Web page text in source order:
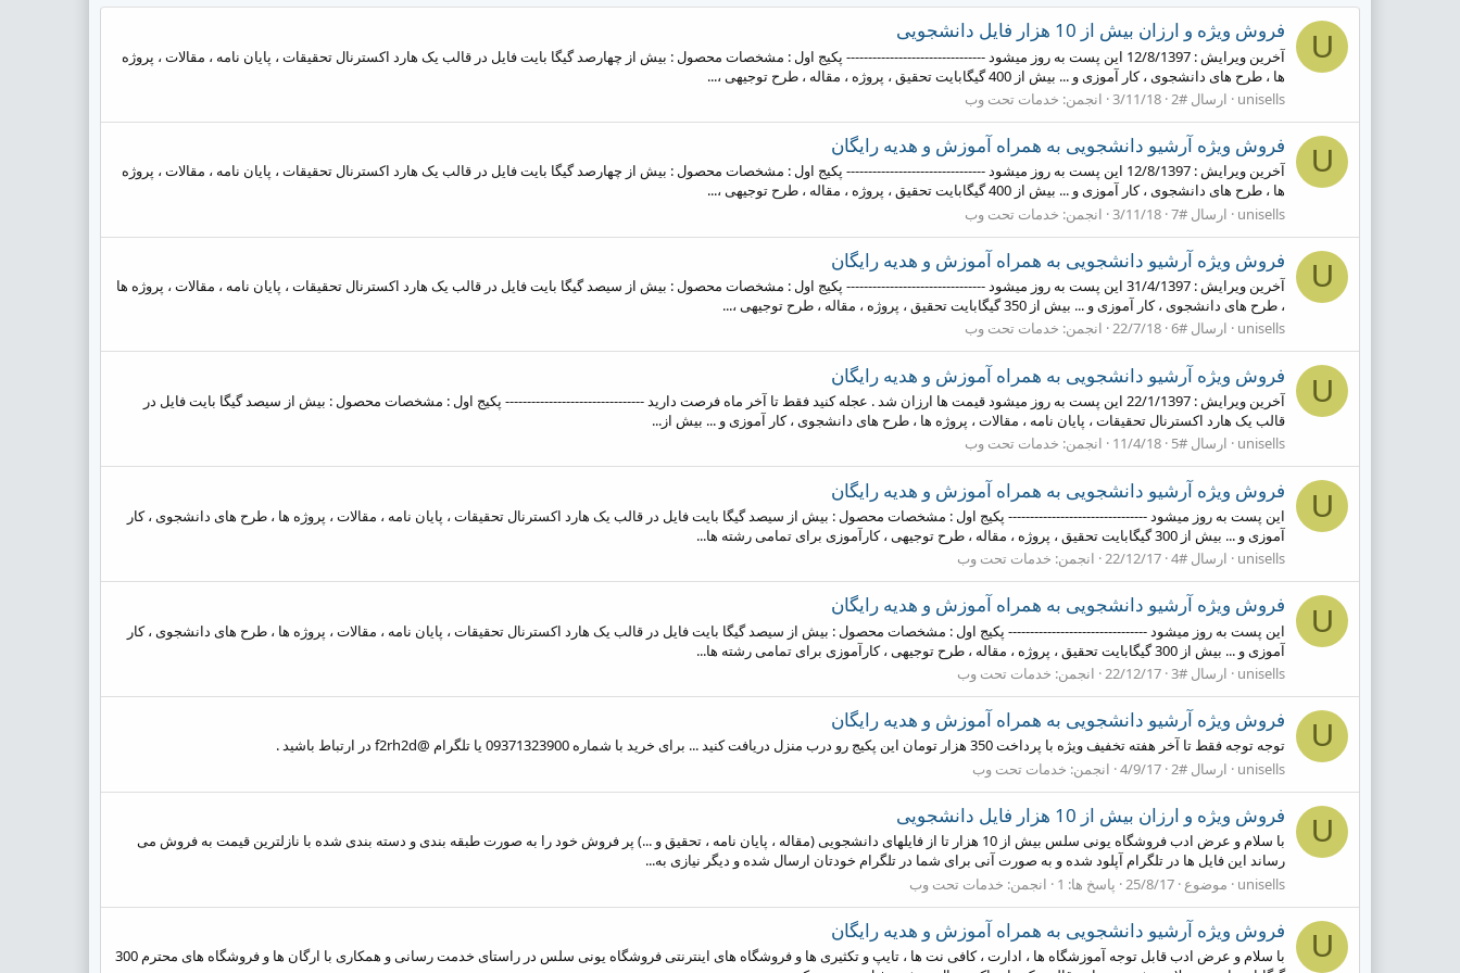
U فروش ویژه و ارزان بیش از 10 هزار فایل دانشجویی
آخرین ویرایش : 12/8/1397 این پست به روز میشود -------------------------------- پکیج اول : مشخصات محصول : بیش از چهارصد گیگا بایت فایل در قالب یک هارد اکسترنال تحقیقات ، پایان نامه ، مقالات ، پروژه
ها ، طرح های دانشجوی ، کار آموزی و ... بیش از 400 گیگابایت تحقیق ، پروژه ، مقاله ، طرح توجیهی ،...
unisells
ارسال #2 3/11/18 انجمن: خدمات تحت وب
U فروش ویژه آرشیو دانشجویی به همراه آموزش و هدیه رایگان
آخرین ویرایش : 12/8/1397 این پست به روز میشود -------------------------------- پکیج اول : مشخصات محصول : بیش از چهارصد گیگا بایت فایل در قالب یک هارد اکسترنال تحقیقات ، پایان نامه ، مقالات ، پروژه
ها ، طرح های دانشجوی ، کار آموزی و ... بیش از 400 گیگابایت تحقیق ، پروژه ، مقاله ، طرح توجیهی ،...
unisells
ارسال #7 3/11/18 انجمن: خدمات تحت وب
U فروش ویژه آرشیو دانشجویی به همراه آموزش و هدیه رایگان
آخرین ویرایش : 31/4/1397 این پست به روز میشود -------------------------------- پکیج اول : مشخصات محصول : بیش از سیصد گیگا بایت فایل در قالب یک هارد اکسترنال تحقیقات ، پایان نامه ، مقالات ، پروژه ها
، طرح های دانشجوی ، کار آموزی و ... بیش از 350 گیگابایت تحقیق ، پروژه ، مقاله ، طرح توجیهی ،...
unisells
ارسال #6 22/7/18 انجمن: خدمات تحت وب
U فروش ویژه آرشیو دانشجویی به همراه آموزش و هدیه رایگان
آخرین ویرایش : 22/1/1397 این پست به روز میشود قیمت ها ارزان شد . عجله کنید فقط تا آخر ماه فرصت دارید -------------------------------- پکیج اول : مشخصات محصول : بیش از سیصد گیگا بایت فایل در
قالب یک هارد اکسترنال تحقیقات ، پایان نامه ، مقالات ، پروژه ها ، طرح های دانشجوی ، کار آموزی و ... بیش از...
unisells
ارسال #5 11/4/18 انجمن: خدمات تحت وب
U فروش ویژه آرشیو دانشجویی به همراه آموزش و هدیه رایگان
این پست به روز میشود -------------------------------- پکیج اول : مشخصات محصول : بیش از سیصد گیگا بایت فایل در قالب یک هارد اکسترنال تحقیقات ، پایان نامه ، مقالات ، پروژه ها ، طرح های دانشجوی ، کار
آموزی و ... بیش از 300 گیگابایت تحقیق ، پروژه ، مقاله ، طرح توجیهی ، کارآموزی برای تمامی رشته ها...
unisells
ارسال #4 22/12/17 انجمن: خدمات تحت وب
U فروش ویژه آرشیو دانشجویی به همراه آموزش و هدیه رایگان
این پست به روز میشود -------------------------------- پکیج اول : مشخصات محصول : بیش از سیصد گیگا بایت فایل در قالب یک هارد اکسترنال تحقیقات ، پایان نامه ، مقالات ، پروژه ها ، طرح های دانشجوی ، کار
آموزی و ... بیش از 300 گیگابایت تحقیق ، پروژه ، مقاله ، طرح توجیهی ، کارآموزی برای تمامی رشته ها...
unisells
ارسال #3 22/12/17 انجمن: خدمات تحت وب
U فروش ویژه آرشیو دانشجویی به همراه آموزش و هدیه رایگان
توجه توجه فقط تا آخر هفته تخفیف ویژه با پرداخت 350 هزار تومان این پکیج رو درب منزل دریافت کنید ... برای خرید با شماره 09371323900 یا تلگرام @f2rh2d در ارتباط باشید .
unisells
ارسال #2 4/9/17 انجمن: خدمات تحت وب
U فروش ویژه و ارزان بیش از 10 هزار فایل دانشجویی
با سلام و عرض ادب فروشگاه یونی سلس بیش از 10 هزار تا از فایلهای دانشجویی (مقاله ، پایان نامه ، تحقیق و ...) پر فروش خود را به صورت طبقه بندی و دسته بندی شده با نازلترین قیمت به فروش می
رساند این فایل ها در تلگرام آپلود شده و به صورت آنی برای شما در تلگرام خودتان ارسال شده و دیگر نیازی به...
unisells
موضوع 25/8/17 پاسخ ها: 1 انجمن: خدمات تحت وب
U فروش ویژه آرشیو دانشجویی به همراه آموزش و هدیه رایگان
با سلام و عرض ادب قابل توجه آموزشگاه ها ، ادارت ، کافی نت ها ، تایپ و تکثیری ها و فروشگاه های اینترنتی فروشگاه یونی سلس در راستای خدمت رسانی و همکاری با ارگان ها و فروشگاه های محترم 300